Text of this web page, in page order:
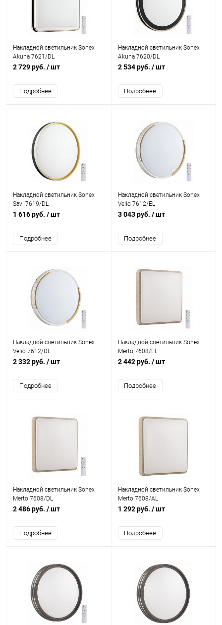
Накладной светильник Sonex
Akuna 7621/DL
2 729 руб. / шт
Подробнее
Накладной светильник Sonex
Akuna 7620/DL
2 534 руб. / шт
Подробнее
Накладной светильник Sonex
Savi 7619/DL
1 616 руб. / шт
Подробнее
Накладной светильник Sonex
Velio 7612/EL
3 043 руб. / шт
Подробнее
Накладной светильник Sonex
Velio 7612/DL
2 332 руб. / шт
Подробнее
Накладной светильник Sonex
Merto 7608/EL
2 442 руб. / шт
Подробнее
Накладной светильник Sonex
Merto 7608/DL
2 486 руб. / шт
Подробнее
Накладной светильник Sonex
Merto 7608/AL
1 292 руб. / шт
Подробнее